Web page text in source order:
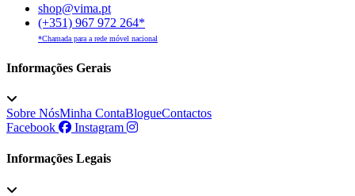
shop@vima.pt
(+351) 967 972 264*
*Chamada para a rede móvel nacional
Informações Gerais
Sobre NósMinha ContaBlogueContactos
Facebook
Instagram
Informações Legais